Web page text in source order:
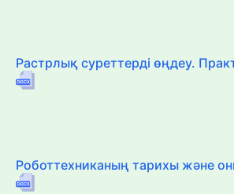
Растрлық суреттерді өңдеу.
Роботтехниканың тарихы және